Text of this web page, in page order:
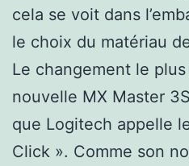
cela se voit dans
le choix du matériau
Le changement le
nouvelle MX Master
que Logitech appelle
Click ». Comme son